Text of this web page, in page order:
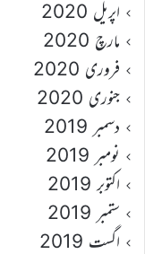
اپریل 2020
مارچ 2020
فروری 2020
جنوری 2020
دسمبر 2019
نومبر 2019
اکتوبر 2019
ستمبر 2019
اگست 2019